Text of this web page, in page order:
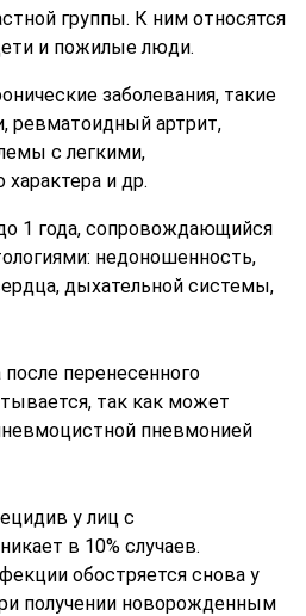
группы. К ним относятся
и пожилые люди.
заболевания, такие
ревматоидный артрит,
с легкими,
и др.
1 года, сопровождающийся
недоношенность,
дыхательной системы,
перенесенного
так как может
пневмонией
у лиц с
в 10% случаев.
обостряется снова у
получении новорожденным